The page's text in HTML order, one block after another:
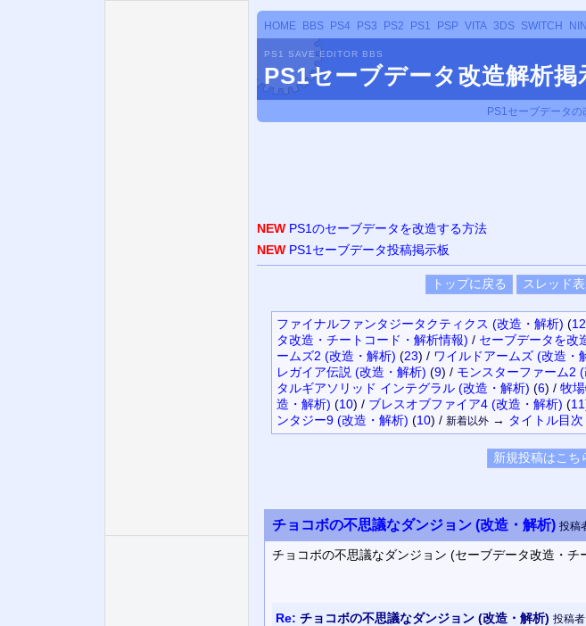
HOME BBS PS4 PS3 PS2 PS1 PSP VITA 3DS SWITCH
PS1 SAVE EDITOR BBS
PS1セーブデータ改造解析掲
PS1セーブデータ
NEW PS1のセーブデータを改造する方法
NEW PS1セーブデータ投稿掲示板
ファイナルファンタジータクティクス (改造・解析) (12
タ改造・チートコード・解析情報) / セーブデータを改
ームズ2 (改造・解析) (23) / ワイルドアームズ (改造・
レガイア伝説 (改造・解析) (9) / モンスターファーム2
タルギアソリッド インテグラル (改造・解析) (6) / 牧
造・解析) (10) / ブレスオブファイア4 (改造・解析) (11
ンタジー9 (改造・解析) (10) / 新着以外→ タイトル目次
チョコボの不思議なダンジョン (改造・解析) 投稿
チョコボの不思議なダンジョン (セーブデータ改造・チ
Re: チョコボの不思議なダンジョン (改造・解析) 投稿者